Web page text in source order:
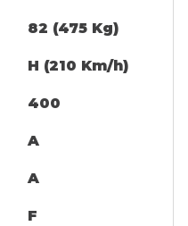
82 (475 Kg)
H (210 Km/h)
400
A
A
F